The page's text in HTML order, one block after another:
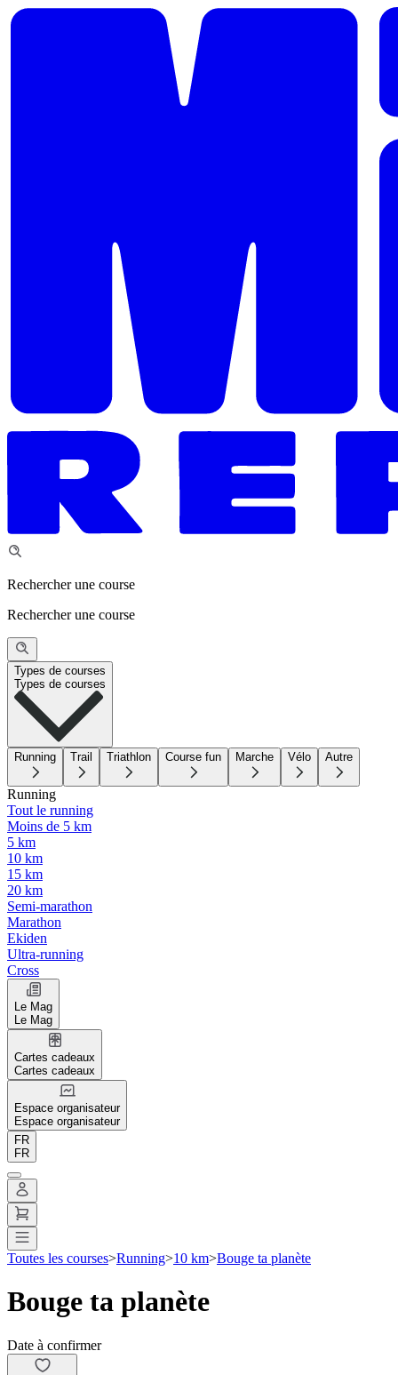
Rechercher une course
Rechercher une course
Types de courses
Types de courses
Running Trail Triathlon Course fun Marche Vélo Autre
Running
Tout le running
Moins de 5 km
5 km
10 km
15 km
20 km
Semi-marathon
Marathon
Ekiden
Ultra-running
Cross
Le Mag
Le Mag
Cartes cadeaux
Cartes cadeaux
Espace organisateur
Espace organisateur
FR
FR
Toutes les courses>Running>10 km>Bouge ta planète
Bouge ta planète
Date à confirmer